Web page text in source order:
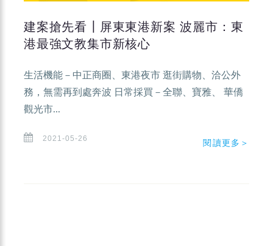
建案搶先看┃屏東東港新案 波麗市：東
港最強文教集市新核心
生活機能－中正商圈、東港夜市 逛街購物、洽公外
務，無需再到處奔波 日常採買－全聯、寶雅、 華僑
觀光市...
2021-05-26 閱讀更多＞